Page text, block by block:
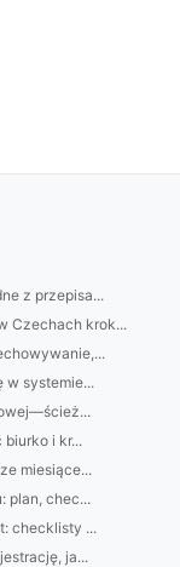
z przepisa...
Czechach krok...
w systemie...
biurko i kr...
miesiące...
plan, chec...
checklisty ...
ja...